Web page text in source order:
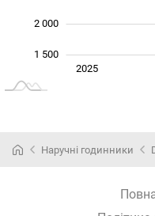
1 500
2 000
Січ. 2025
Лип.
20272025
Наручні годинники